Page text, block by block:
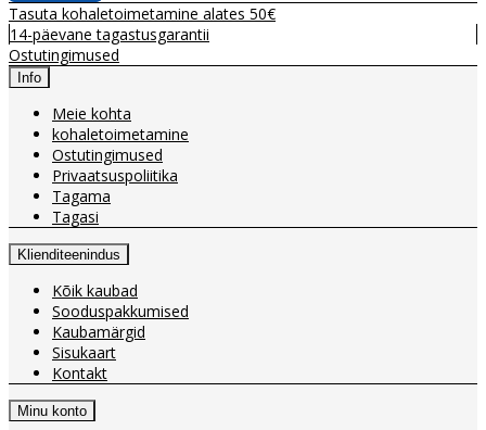
Tasuta kohaletoimetamine alates 50€
14-päevane tagastusgarantii
Ostutingimused
Info
Meie kohta
kohaletoimetamine
Ostutingimused
Privaatsuspoliitika
Tagama
Tagasi
Klienditeenindus
Kõik kaubad
Sooduspakkumised
Kaubamärgid
Sisukaart
Kontakt
Minu konto